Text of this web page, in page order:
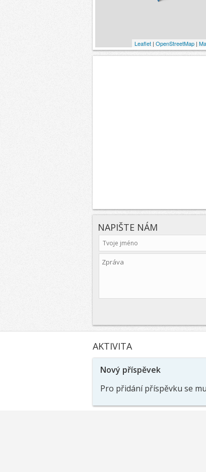
Leaflet| OpenStreetMap|
NAPIŠTE NÁM
AKTIVITA
Nový příspěvek
Pro přidání příspěvku se